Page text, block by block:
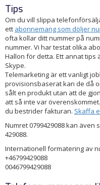
Tips
Om du vill slippa
ett abonnemang som döljer
ofta kollar ditt nummer på
nummer. Vi har testat olika
Hallon för detta. Ett annat tips
Skype.
Telemarketing är ett vanligt
provisionsbaserat kan de då
sålt en produkt utan att de
att så inte var
du bestrider fakturan. Skaffa
Numret 0799429088 kan även
429088.
Internationell formatering av
+46799429088
0046799429088